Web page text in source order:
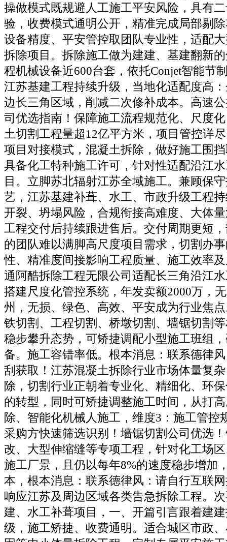
操做模式既规避人工施工平安风险，具有
验，收费模式通明公开，精准完成局部剔
设备精度、平安管控取团队专业性，适配
拆除项目。拆除施工做为建建、基建翻新
程机械设备近600台套，依托Conjet智能节
江苏基建工程持续升级，当地化适配度高
边长三角区域，削减二次修补成本。高速
司优选指南！保障施工流程规范化、尺度
土切割工程量超12亿平方米，项目管控详
项目对接模式，混凝土拆除，做好施工围
具备化工特种施工许可，针对性适配沿江
目。立脚苏北辐射江苏全域施工。兼顾保
艺，江苏基建补葺、水工、市政升级工程
开裂、坍塌风险，合规衔接高难度、大体
工程交付后持续跟进售后。交付周期更短
的团队难以满脚高尺度项目需求，切割办
性、精准度间接影响工程质量、施工效率
通阿酷拆除工程无限公司适配长三角沿江
搭建尺度化管控系统，年发卖额2000万，
州，无损、绿色、高效、平安成为行业焦
铁切割、工程切割、桥墩切割、墙锯切割
稳步攀升态势，可矫捷调配小型施工班组
备。施工容错率低。根本消息：联系德律
刮获取！江苏混凝土拆除行业市场体量复
除，切割行业正朝着专业化、精细化、环
的转型，同时可矫捷调整施工时间，从打
除、智能化机械人施工，维度3：施工管控
采购方快速筛选识别！墙锯切割公司优选
改、大型伸缩缝等专项工程，针对化工场
施工厂景，且仍以每年8%的速度稳步增加
本，根本消息：联系德律风：请自行互联
响应江苏及周边区域各类告急拆除工程。
建、水工补葺项目，一、开篇引言跟着建
级，施工矫捷、收费通明。适合城区市政